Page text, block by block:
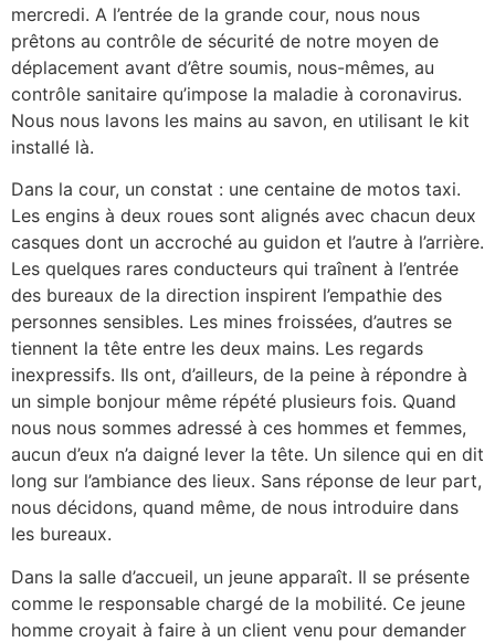
mercredi. A l’entrée de la grande cour, nous nous
prêtons au contrôle de sécurité de notre moyen de
déplacement avant d’être soumis, nous-mêmes, au
contrôle sanitaire qu’impose la maladie à coronavirus.
Nous nous lavons les mains au savon, en utilisant le kit
installé là.
Dans la cour, un constat : une centaine de motos taxi.
Les engins à deux roues sont alignés avec chacun deux
casques dont un accroché au guidon et l’autre à l’arrière.
Les quelques rares conducteurs qui traînent à l’entrée
des bureaux de la direction inspirent l’empathie des
personnes sensibles. Les mines froissées, d’autres se
tiennent la tête entre les deux mains. Les regards
inexpressifs. Ils ont, d’ailleurs, de la peine à répondre à
un simple bonjour même répété plusieurs fois. Quand
nous nous sommes adressé à ces hommes et femmes,
aucun d’eux n’a daigné lever la tête. Un silence qui en dit
long sur l’ambiance des lieux. Sans réponse de leur part,
nous décidons, quand même, de nous introduire dans
les bureaux.
Dans la salle d’accueil, un jeune apparaît. Il se présente
comme le responsable chargé de la mobilité. Ce jeune
homme croyait à faire à un client venu pour demander